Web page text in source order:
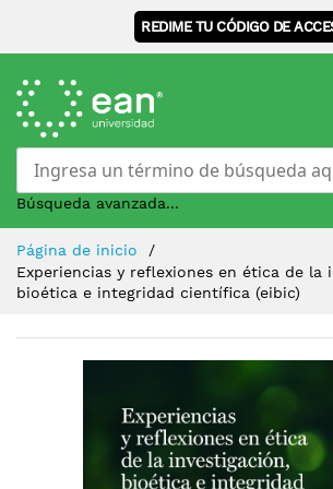
REDIME TU CÓDIGO DE
Búsqueda avanzada...
Skip
Content
Página de inicio
Experiencias y reflexiones en ética de la
bioética e integridad científica (eibic)